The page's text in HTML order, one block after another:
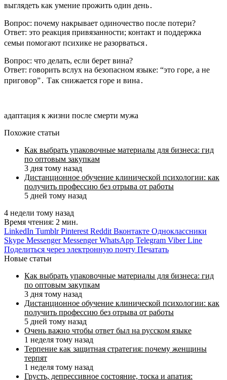
выглядеть как умение прожить один день․
Вопрос: почему накрывает одиночество после потери?
Ответ: это реакция привязанности; контакт и поддержка
семьи помогают психике не разорваться․
Вопрос: что делать, если берет вина?
Ответ: говорить вслух на безопасном языке: “это горе, а не
приговор”․ Так снижается горе и вина․
адаптация к жизни после смерти мужа
Похожие статьи
Как выбрать упаковочные материалы для бизнеса: гид
по оптовым закупкам
3 дня тому назад
Дистанционное обучение клинической психологии: как
получить профессию без отрыва от работы
5 дней тому назад
4 недели тому назад
Время чтения: 2 мин.
LinkedIn Tumblr Pinterest Reddit Вконтакте Одноклассники
Skype Messenger Messenger WhatsApp Telegram Viber Line
Поделиться через электронную почту Печатать
Новые статьи
Как выбрать упаковочные материалы для бизнеса: гид
по оптовым закупкам
3 дня тому назад
Дистанционное обучение клинической психологии: как
получить профессию без отрыва от работы
5 дней тому назад
Очень важно чтобы ответ был на русском языке
1 неделя тому назад
Терпение как защитная стратегия: почему женщины
терпят
1 неделя тому назад
Грусть, депрессивное состояние, тоска и апатия: